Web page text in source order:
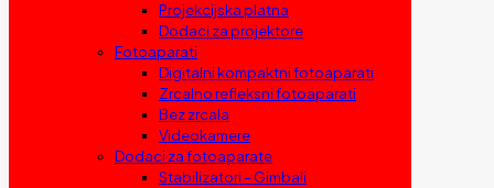
Projekcijska platna
Dodaci za projektore
Fotoaparati
Digitalni kompaktni fotoaparati
Zrcalno refleksni fotoaparati
Bez zrcala
Videokamere
Dodaci za fotoaparate
Stabilizatori – Gimbali